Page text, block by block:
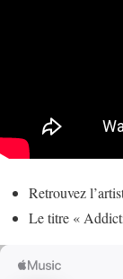
Retrouvez
Le titre «